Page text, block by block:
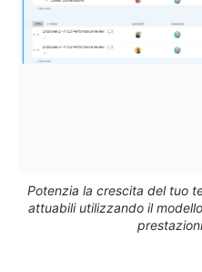
Potenzia la crescita del tuo
attuabili utilizzando il